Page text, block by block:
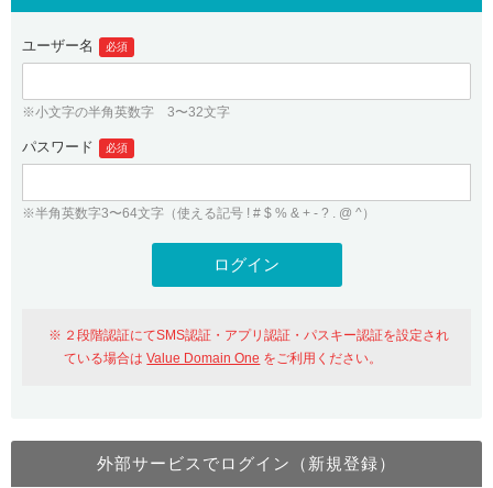
gTLDオークション NEW!
.jpドメインバックオーダー
プレミアムドメイン
人気ドメインの種類
WHOIS検索
紹介制度
バリュードメインAPI
ドメイン・ホスティングOEM
ログイン
従来のバリュードメインをご利用希望の方
Value Domainにログイン
おすすめ One レンタルサーバーを含む最新の機能を使う方
Value Domain Oneにログイン
ユーザー登録
ユーザー名 必須
※小文字の半角英数字 3〜32文字
パスワード 必須
※半角英数字3〜64文字（使える記号 ! # $ % & + - ? . @ ^）
２段階認証にてSMS認証・アプリ認証・パスキー認証を設定され
ている場合はValue Domain One をご利用ください。
外部サービスでログイン（新規登録）